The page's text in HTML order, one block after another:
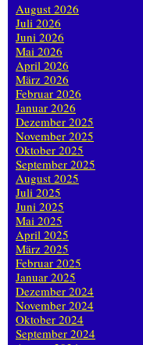
August 2026
Juli 2026
Juni 2026
Mai 2026
April 2026
März 2026
Februar 2026
Januar 2026
Dezember 2025
November 2025
Oktober 2025
September 2025
August 2025
Juli 2025
Juni 2025
Mai 2025
April 2025
März 2025
Februar 2025
Januar 2025
Dezember 2024
November 2024
Oktober 2024
September 2024